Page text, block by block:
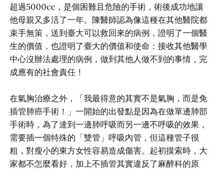
超過5000cc，是個困難且危險的手術，術後成功地讓
他母親又多活了一年。陳醫師認為像這種在其他醫院都
束手無策，送到臺大可以救回來的病例，證明了一個醫
生的價值，也證明了臺大的價值和使命：接收其他醫學
中心沒辦法處理的病例，做到其他人做不到的事情，完
成應有的社會責任！
在氣胸治療之外，「我最得意的其實不是氣胸，而是免
插管肺癌手術！」一開始的出發點是因為在做單邊肺部
手術時，為了達到一邊肺呼吸而另一邊不呼吸的效果，
需要插一個特殊的「雙管」呼吸內管，但這種管子很
粗，對瘦小的東方女性容易造成傷害。起初摸索時，大
家都不怎麼看好，加上不插管其實違反了麻醉科的原